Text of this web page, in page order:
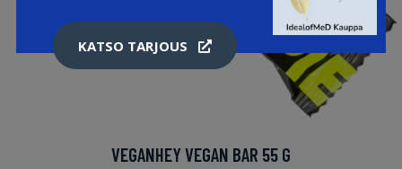
VEGANHEY VEGAN BAR 55 G
KATSO TARJOUS